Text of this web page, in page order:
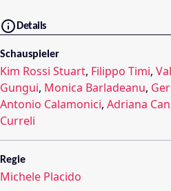
Details
Schauspieler
Kim Rossi Stuart, Filippo Timi,
Gungui, Monica Barladeanu,
Antonio Calamonici, Adriana
Curreli
Regie
Michele Placido